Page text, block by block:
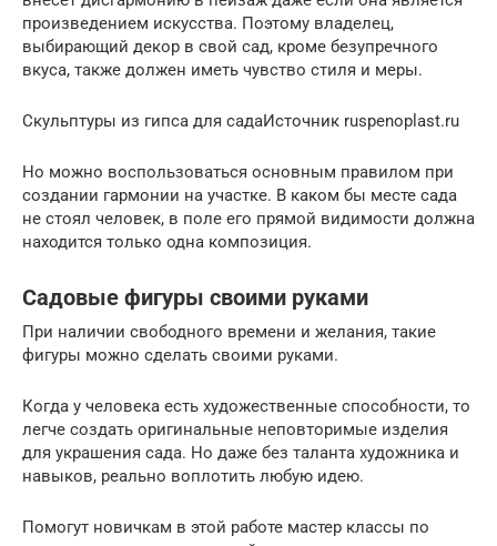
произведением искусства. Поэтому владелец,
выбирающий декор в свой сад, кроме безупречного
вкуса, также должен иметь чувство стиля и меры.
Скульптуры из гипса для садаИсточник ruspenoplast.ru
Но можно воспользоваться основным правилом при
создании гармонии на участке. В каком бы месте сада
не стоял человек, в поле его прямой видимости должна
находится только одна композиция.
Садовые фигуры своими руками
При наличии свободного времени и желания, такие
фигуры можно сделать своими руками.
Когда у человека есть художественные способности, то
легче создать оригинальные неповторимые изделия
для украшения сада. Но даже без таланта художника и
навыков, реально воплотить любую идею.
Помогут новичкам в этой работе мастер классы по